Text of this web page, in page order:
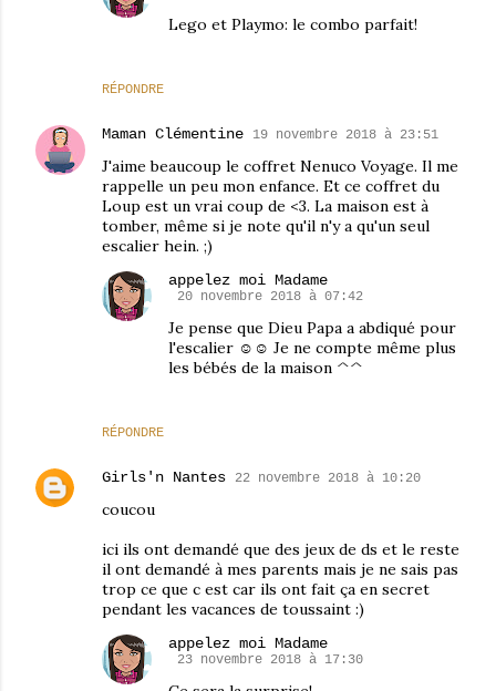
RÉPONDRE
Lego et Playmo: le combo parfait!
Maman Clémentine 19 novembre 2018 à 23:51
J'aime beaucoup le coffret Nenuco Voyage. Il me
rappelle un peu mon enfance. Et ce coffret du
Loup est un vrai coup de <3. La maison est à
tomber, même si je note qu'il n'y a qu'un seul
escalier hein. ;)
RÉPONDRE
appelez moi Madame
20 novembre 2018 à 07:42
Je pense que Dieu Papa a abdiqué pour
l'escalier ☺☺ Je ne compte même plus
les bébés de la maison ^^
Girls'n Nantes 22 novembre 2018 à 10:20
coucou
ici ils ont demandé que des jeux de ds et le reste
il ont demandé à mes parents mais je ne sais pas
trop ce que c est car ils ont fait ça en secret
pendant les vacances de toussaint :)
appelez moi Madame
23 novembre 2018 à 17:30